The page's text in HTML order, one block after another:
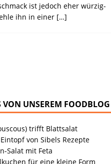
ist jedoch eher würzig-
ihn in einer […]
VON UNSEREM FOODBLOG
trifft Blattsalat
von Sibels Rezepte
Salat mit Feta
für eine kleine Form